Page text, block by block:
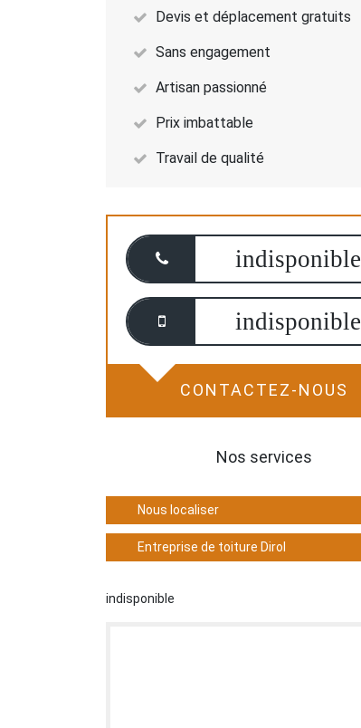
Devis et déplacement gratuits
Sans engagement
Artisan passionné
Prix imbattable
Travail de qualité
indisponible
indisponible
CONTACTEZ-NOUS
Nos services
Nous localiser
Entreprise de toiture Dirol
indisponible